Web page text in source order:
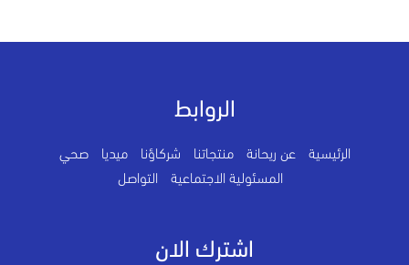
الروابط
الرئيسية عن ريحانة منتجاتنا شركاؤنا ميديا
صحي
المسئولية الاجتماعية
التواصل
اشترك الان